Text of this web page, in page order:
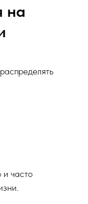
на
и часто